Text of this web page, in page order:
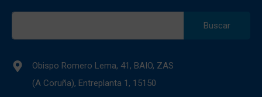
Obispo Romero Lema, 41, BAIO, ZAS
(A Coruña), Entreplanta 1, 15150